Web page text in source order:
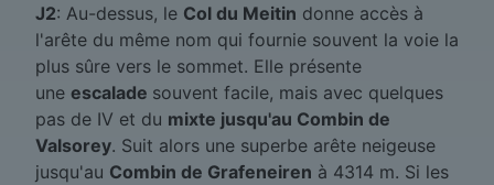
J2: Au-dessus, le Col du Meitin donne accès à
l'arête du même nom qui fournie souvent la voie la
plus sûre vers le sommet. Elle présente
une escalade souvent facile, mais avec quelques
pas de IV et du mixte jusqu'au Combin de
Valsorey. Suit alors une superbe arête neigeuse
jusqu'au Combin de Grafeneiren à 4314 m. Si les